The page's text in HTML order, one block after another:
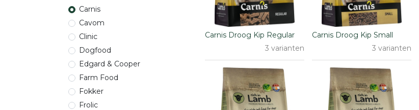
Carnis
Cavom
Clinic
Dogfood
Edgard & Cooper
Farm Food
Fokker
Frolic
Carnis Droog Kip Regular
3 varianten
Carnis Droog Kip Small
3 varianten